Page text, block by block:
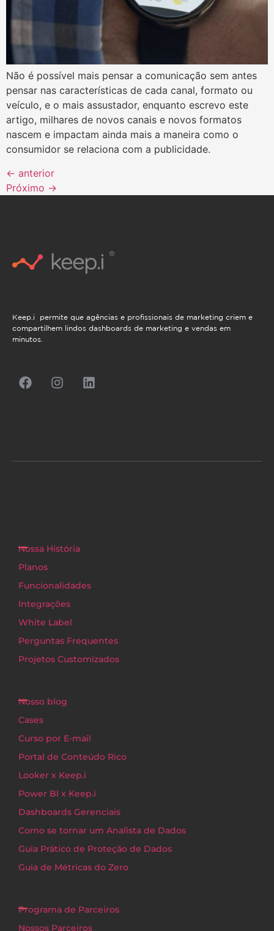
Não é possível mais pensar a comunicação sem antes
pensar nas características de cada canal, formato ou
veículo, e o mais assustador, enquanto escrevo este
artigo, milhares de novos canais e novos formatos
nascem e impactam ainda mais a maneira como o
consumidor se relaciona com a publicidade.
← anterior
Próximo →
Keep.i permite que agências e profissionais de marketing criem e
compartilhem lindos dashboards de marketing e vendas em
minutos.
Nossa História
Planos
Funcionalidades
Integrações
White Label
Perguntas Frequentes
Projetos Customizados
Nosso blog
Cases
Curso por E-mail
Portal de Conteúdo Rico
Looker x Keep.i
Power BI x Keep.i
Dashboards Gerenciais
Como se tornar um Analista de Dados
Guia Prático de Proteção de Dados
Guia de Métricas do Zero
Programa de Parceiros
Nossos Parceiros